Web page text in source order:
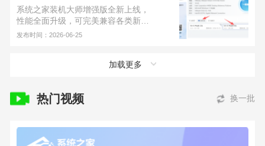
用！若安装出现问题，可联系系统之
家装机大师官方 QQ 群：
系统之家装机大师增强版全新上线，
性能全面升级，可完美兼容各类新旧
硬件，同时支持 UEFI、Legacy 双引
稳定，日常装系统省心又便捷。下面
发布时间：2026-06-25
加载更多
热门视频 换一批